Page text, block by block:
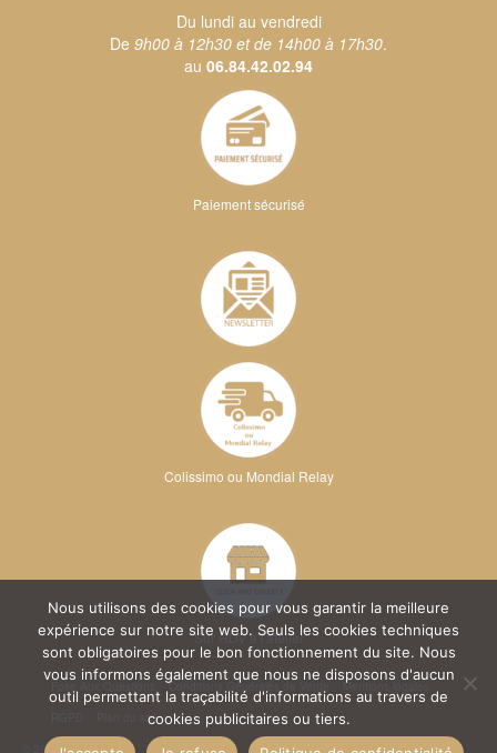
Du lundi au vendredi
De 9h00 à 12h30 et de 14h00 à 17h30.
au 06.84.42.02.94
Paiement sécurisé
Colissimo ou Mondial Relay
Sur RDV à l'atelier
Conditions Générales de Vente
Mentions légales
Plan du site
© 2026 Kréa Broderie
Nous utilisons des cookies pour vous garantir la meilleure
expérience sur notre site web. Seuls les cookies techniques
sont obligatoires pour le bon fonctionnement du site. Nous
vous informons également que nous ne disposons d'aucun
outil permettant la traçabilité d'informations au travers de
cookies publicitaires ou tiers.